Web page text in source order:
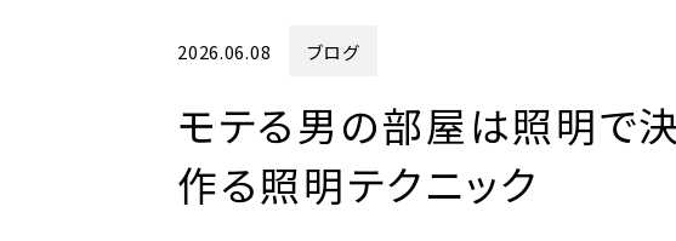
2026.06.08 ブログ
モテる男の部屋は照明で
作る照明テクニック